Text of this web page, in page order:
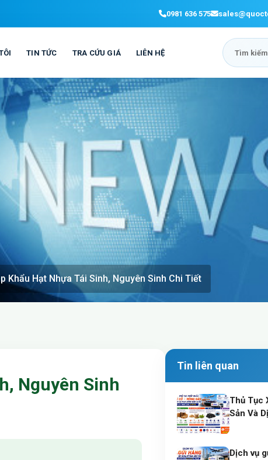
0981 636 575
TIN TỨC TRA CỨU GIÁ LIÊN HỆ
Khẩu Hạt Nhựa Tái Sinh, Nguyên Sinh Chi Tiết
Nguyên Sinh
Tin liên quan
Thủ Tục
Sản Và
Quốc Tối
Dịch vụ